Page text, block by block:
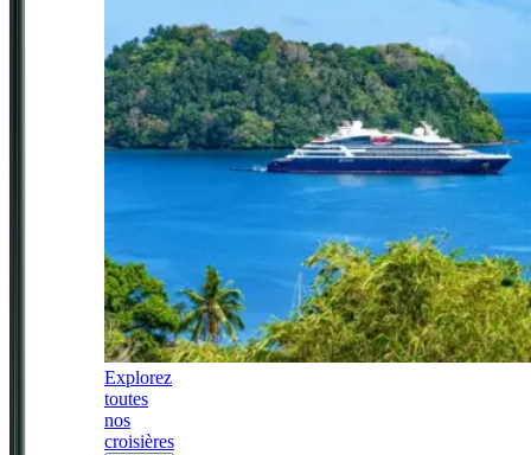
Explorez
toutes
nos
croisières